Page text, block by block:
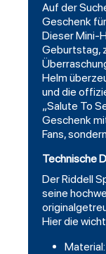
Auf der
Geschenk
Dieser Mini-
Geburtstag,
Helm
und die
„Salute To
Geschenk
Fans,
Technische
Der Riddell
seine
Hier die